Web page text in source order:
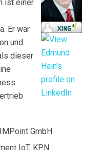
ist einer
Er war
und
dieser
GmbH
IoT, KPN